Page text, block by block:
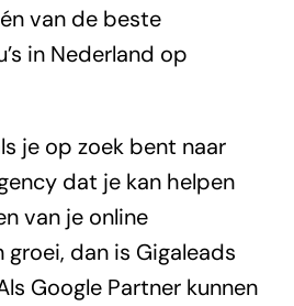
van de beste
in Nederland op
je op zoek bent naar
dat je kan helpen
van je online
groei, dan is Gigaleads
Google Partner kunnen